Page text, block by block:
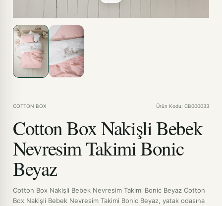
COTTON BOX Ürün Kodu: CB000033
Cotton Box Nakişli Bebek
Nevresim Takimi Bonic
Beyaz
Cotton Box Nakişli Bebek Nevresim Takimi Bonic Beyaz Cotton
Box Nakişli Bebek Nevresim Takimi Bonic Beyaz, yatak odasına